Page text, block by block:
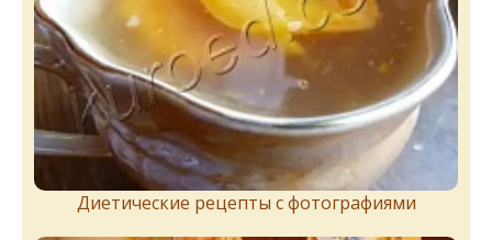
Диетические рецепты с фотографиями